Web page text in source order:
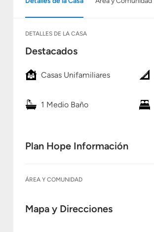
DETALLES DE LA CASA
Destacados
Casas Unifamiliares
1 Medio Baño
Plan Hope Información
ÁREA Y COMUNIDAD
Mapa y Direcciones